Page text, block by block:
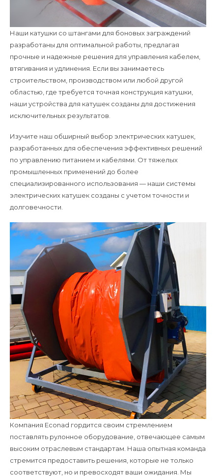
Наши катушки со штангами для боновых заграждений
разработаны для оптимальной работы, предлагая
прочные и надежные решения для управления кабелем,
втягивания и удлинения. Если вы занимаетесь
строительством, производством или любой другой
областью, где требуется точная конструкция катушки,
наши устройства для катушек созданы для достижения
исключительных результатов.
Изучите наш обширный выбор электрических катушек,
разработанных для обеспечения эффективных решений
по управлению питанием и кабелями. От тяжелых
промышленных применений до более
специализированного использования — наши системы
электрических катушек созданы с учетом точности и
долговечности.
Компания Econad гордится своим стремлением
поставлять рулонное оборудование, отвечающее самым
высоким отраслевым стандартам. Наша опытная команда
стремится предоставить решения, которые не только
соответствуют, но и превосходят ваши ожидания. Мы